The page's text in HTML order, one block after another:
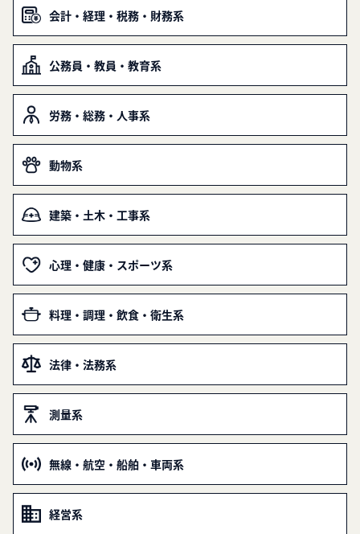
会計・経理・税務・財務系
公務員・教員・教育系
労務・総務・人事系
動物系
建築・土木・工事系
心理・健康・スポーツ系
料理・調理・飲食・衛生系
法律・法務系
測量系
無線・航空・船舶・車両系
経営系